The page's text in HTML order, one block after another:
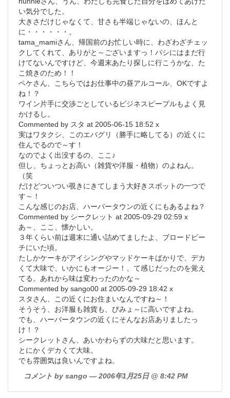
い気分でした。
大きさだけじゃなくて、甘さも半端じゃないの、ほんと
に・・・・・・。
tama_mamiさん、帰国前のお忙しい時に、わざわざチェッ
クしてくれて、ありがと～ございますっ！パシにはまだ行
けてないんですけど、今週末あたり探しに行こうかな、た
こ焼きのため！！
ペケさん、こちらではお仕事中の昼アルコール、OKですよ
ね！？
ワイン片手に交渉ごとしているビジネスピープルもよく見
かけるし。
Commented by スタ at 2005-06-15 18:52 x
実はワタクシ、このエバグリ（勝手に略してる）の近くに
住んでるので～す！
なのでよく出没するの、ここ♪
但し、ちょっとお高い（雑貨や洋服・植物）のよねん。
（笑
だけどついつい覗きにきてしまう大好きスポットの一つで
す～！
こんな感じのお店、ハーバータウンの近くにもあるよね？
Commented by シークレット at 2005-09-29 02:59 x
あ～、ここ、懐かしい。
３年くらい前は週末に通い詰めてましたよ、ブロードビー
チにいた頃。
たしかケーキがアイシングやマッドケーキばかりで、デカ
くて大味で、いかにもオージー！、て感じだったのを覚え
てる。あれから味は変わったのかな～
Commented by sango00 at 2005-09-29 18:42 x
スタさん、この近くにお住まいなんですね～！
そうそう、お洋服も雑貨も、びみょ～に高いですよね。
でも、ハーバータウンの近くにそんなお店ありましたっ
け！？
シークレットさん、あいかわらずの大味だと思います。
とにかくデカくて大味。
でも雰囲気は良いんですよね。
コメント by sango — 2006年1月25日 @ 8:42 PM